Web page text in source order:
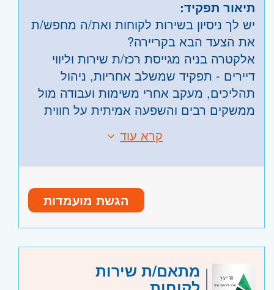
תיאור תפקיד:
יש לך ניסיון בשירות לקוחות ואת/ה מחפש/ת
את הצעד הבא בקריירה?
אלקטרה בניה מגייסת רכז/ת שירות וליווי
דיירים - תפקיד שמשלב אחריות, ניהול
תהליכים, מעקב אחרי משימות ועבודה מול
ממשקים רבים והשפעה אמיתית על חווית
* קרן השתלמות לאחר 3 חודשים
*קליטה לחברה מובילה ויציבה
* צוות מקצועי ואיכותי
* אפשרויות להתפתחות מקצועית
זהו תפקיד שמתאים למי שנהנה לשלב
שירות עם תפעול, סדר וארגון, ויודע להוביל
ניסיון של שנה לפחות בשירות לקוחות / רכז
שירות / Customer Success / נציג שירות
היקף משרה: משרה מלאה
קרא עוד
הגשת מועמדות
מתאם/ת שירות